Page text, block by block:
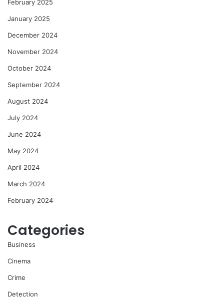
February 2025
January 2025
December 2024
November 2024
October 2024
September 2024
August 2024
July 2024
June 2024
May 2024
April 2024
March 2024
February 2024
Categories
Business
Cinema
Crime
Detection